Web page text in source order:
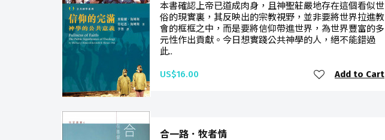
本書確認上帝已道成肉身，且神聖莊嚴地存在這個看似世
俗的現實裏，其反映出的宗教視野，並非要將世界拉進教
會的框框之中，而是要將信仰帶進世界，為世界豐富的多
元性作出貢獻。今日想實踐公共神學的人，絕不能錯過
此..
US$16.00 Add to Cart
合一路．牧者情